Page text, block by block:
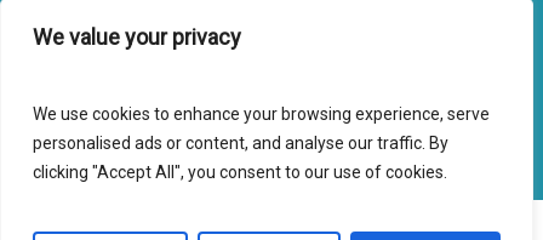
We value your privacy
We use cookies to enhance your browsing experience, serve
personalised ads or content, and analyse our traffic. By
clicking "Accept All", you consent to our use of cookies.